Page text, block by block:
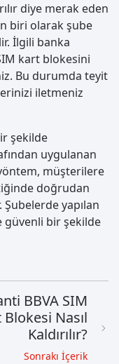
diye merak eden
biri olarak şube
İlgili banka
kart blokesini
Bu durumda teyit
iletmeniz
şekilde
uygulanan
müşterilere
doğrudan
yapılan
güvenli bir şekilde
BBVA SIM
Blokesi Nasıl
Kaldırılır?
Sonrakı İçerik